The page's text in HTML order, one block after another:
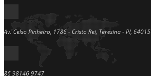
Av. Celso Pinheiro, 1786 - Cristo Rei, Teresina - PI,
86 98146 9747